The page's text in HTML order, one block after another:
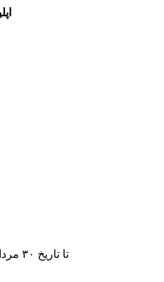
تا تاریخ ۳۰ مرداد ۱۴۰۵ با خرید هر گیفت‌کارت، ۲۰ درصد تخفیف اشتراک اپ‌استور مک نید را دریافت کنید.